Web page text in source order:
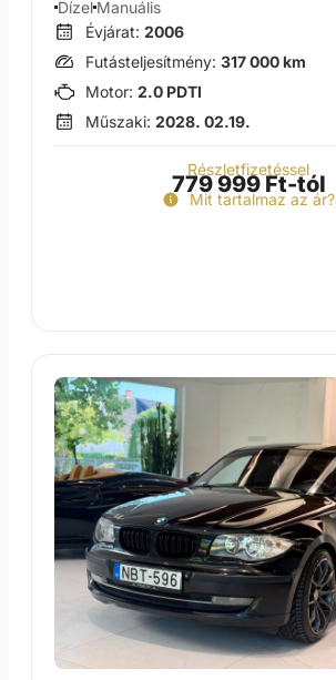
Dízel Manuális
Évjárat: 2006
Futásteljesítmény: 317 000 km
Motor: 2.0 PDTI
Műszaki: 2028. 02.19.
Részletfizetéssel
779 999 Ft-tól
Mit tartalmaz az ár?